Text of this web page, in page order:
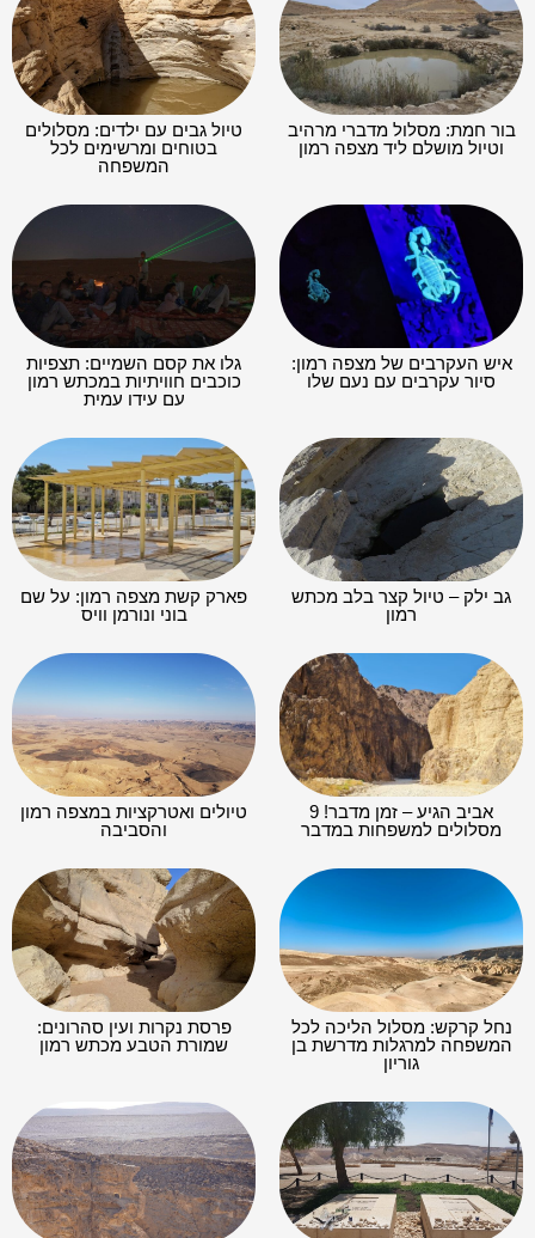
בור חמת: מסלול מדברי מרהיב
וטיול מושלם ליד מצפה רמון
טיול גבים עם ילדים: מסלולים
בטוחים ומרשימים לכל
המשפחה
איש העקרבים של מצפה רמון:
סיור עקרבים עם נעם שלו
גלו את קסם השמיים: תצפיות
כוכבים חוויתיות במכתש רמון
עם עידו עמית
גב ילק – טיול קצר בלב מכתש
רמון
פארק קשת מצפה רמון: על שם
בוני ונורמן וויס
אביב הגיע – זמן מדבר! 9
מסלולים למשפחות במדבר
טיולים ואטרקציות במצפה רמון
והסביבה
נחל קרקש: מסלול הליכה לכל
המשפחה למרגלות מדרשת בן
גוריון
פרסת נקרות ועין סהרונים:
שמורת הטבע מכתש רמון